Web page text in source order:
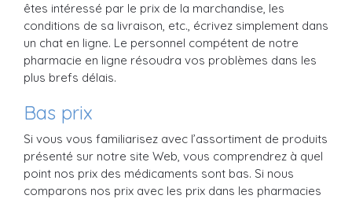
êtes intéressé par le prix de la marchandise, les
conditions de sa livraison, etc., écrivez simplement dans
un chat en ligne. Le personnel compétent de notre
pharmacie en ligne résoudra vos problèmes dans les
plus brefs délais.
Bas prix
Si vous vous familiarisez avec l’assortiment de produits
présenté sur notre site Web, vous comprendrez à quel
point nos prix des médicaments sont bas. Si nous
comparons nos prix avec les prix dans les pharmacies